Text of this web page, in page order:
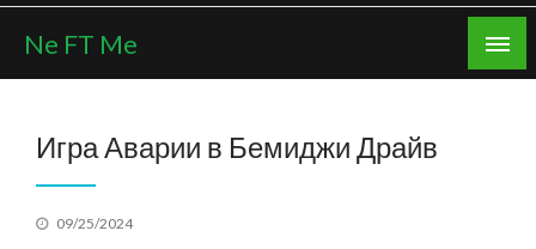
Skip
content
Ne FT Me
Игра Аварии в Бемиджи Драйв
Posted
09/25/2024